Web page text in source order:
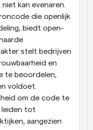
kan evenaren.
die openlijk
biedt open-
stelt bedrijven
en
te beoordelen,
voldoet.
om de code te
leiden tot
aangezien